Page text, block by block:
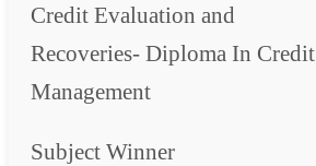
Credit Evaluation and
Recoveries- Diploma In Credit
Management
Subject Winner